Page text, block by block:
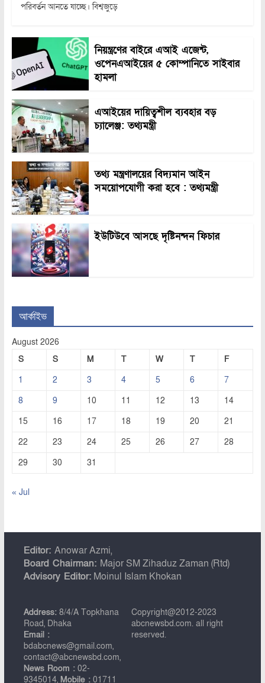
পরিবর্তন আনতে যাচ্ছে। বিশ্বজুড়ে
নিয়ন্ত্রণের বাইরে এআই এজেন্ট,
ওপেনএআইয়ের ৫ কোম্পানিতে সাইবার
হামলা
এআইয়ের দায়িত্বশীল ব্যবহার বড়
চ্যালেঞ্জ: তথ্যমন্ত্রী
তথ্য মন্ত্রণালয়ের বিদ্যমান আইন
সময়োপযোগী করা হবে : তথ্যমন্ত্রী
ইউটিউবে আসছে দৃষ্টিনন্দন ফিচার
আর্কাইভ
August 2026
S
S M T W T
F
1
2 3 4 5 6
7
8
9 10 11 12 13
14
15
16 17 18 19 20
21
22
23 24 25 26 27
28
29
30 31
« Jul
Editor: Anowar Azmi,
Board Chairman: Major SM Zihaduz Zaman (Rtd)
Advisory Editor:Moinul Islam Khokan
Address:8/4/A Topkhana
Road, Dhaka
Email :
bdabcnews@gmail.com,
contact@abcnewsbd.com,
News Room :02-
9345014, Mobile :01711
Copyright@2012-2023
abcnewsbd.com. all right
reserved.